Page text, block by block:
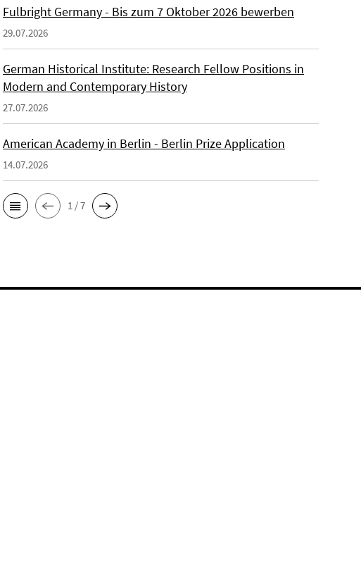
Fulbright Germany - Bis zum 7 Oktober 2026 bewerben
29.07.2026
German Historical Institute: Research Fellow Positions in
Modern and Contemporary History
27.07.2026
American Academy in Berlin - Berlin Prize Application
14.07.2026
1 / 7